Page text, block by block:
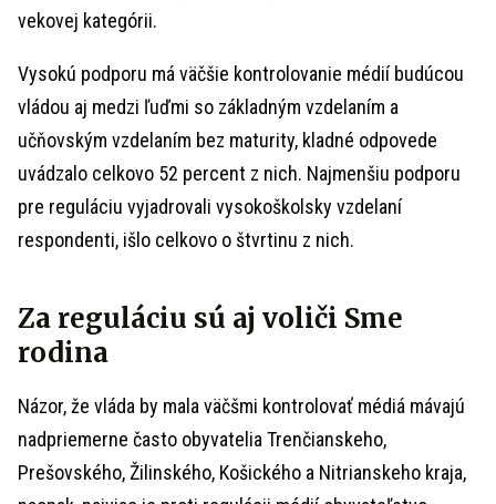
vekovej kategórii.
Vysokú podporu má väčšie kontrolovanie médií budúcou
vládou aj medzi ľuďmi so základným vzdelaním a
učňovským vzdelaním bez maturity, kladné odpovede
uvádzalo celkovo 52 percent z nich. Najmenšiu podporu
pre reguláciu vyjadrovali vysokoškolsky vzdelaní
respondenti, išlo celkovo o štvrtinu z nich.
Za reguláciu sú aj voliči Sme
rodina
Názor, že vláda by mala väčšmi kontrolovať médiá mávajú
nadpriemerne často obyvatelia Trenčianskeho,
Prešovského, Žilinského, Košického a Nitrianskeho kraja,